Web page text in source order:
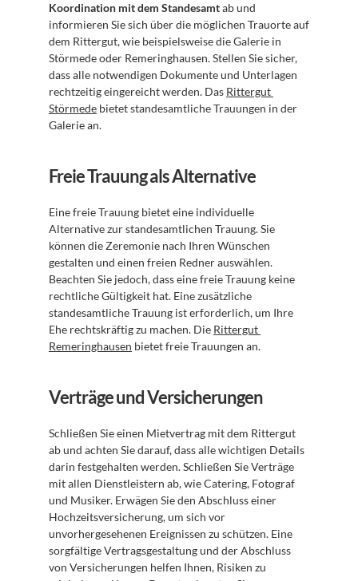
Koordination mit dem Standesamt ab und
informieren Sie sich über die möglichen Trauorte auf
dem Rittergut, wie beispielsweise die Galerie in
Störmede oder Remeringhausen. Stellen Sie sicher,
dass alle notwendigen Dokumente und Unterlagen
rechtzeitig eingereicht werden. Das Rittergut
Störmede bietet standesamtliche Trauungen in der
Galerie an.
Freie Trauung als Alternative
Eine freie Trauung bietet eine individuelle
Alternative zur standesamtlichen Trauung. Sie
können die Zeremonie nach Ihren Wünschen
gestalten und einen freien Redner auswählen.
Beachten Sie jedoch, dass eine freie Trauung keine
rechtliche Gültigkeit hat. Eine zusätzliche
standesamtliche Trauung ist erforderlich, um Ihre
Ehe rechtskräftig zu machen. Die Rittergut
Remeringhausen bietet freie Trauungen an.
Verträge und Versicherungen
Schließen Sie einen Mietvertrag mit dem Rittergut
ab und achten Sie darauf, dass alle wichtigen Details
darin festgehalten werden. Schließen Sie Verträge
mit allen Dienstleistern ab, wie Catering, Fotograf
und Musiker. Erwägen Sie den Abschluss einer
Hochzeitsversicherung, um sich vor
unvorhergesehenen Ereignissen zu schützen. Eine
sorgfältige Vertragsgestaltung und der Abschluss
von Versicherungen helfen Ihnen, Risiken zu